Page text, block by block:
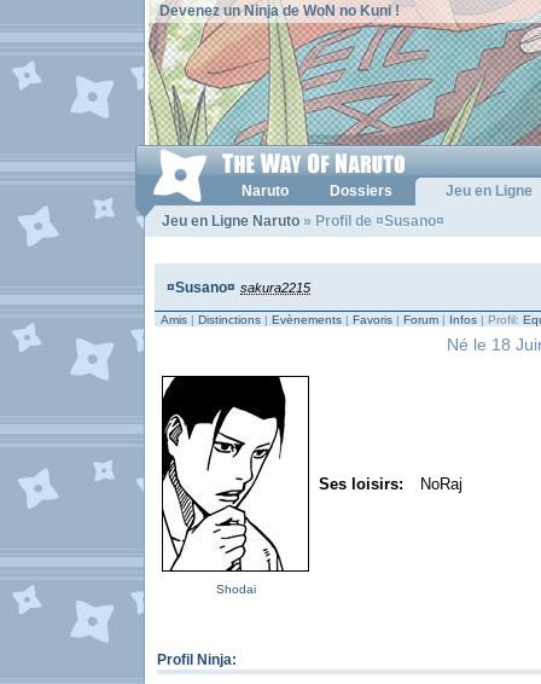
Devenez un Ninja de WoN no Kuni !
Naruto Dossiers
Jeu en Ligne
Jeu en Ligne Naruto » Profil de ¤Susano¤
¤Susano¤ sakura2215
Amis | Distinctions | Evènements | Favoris | Forum | Infos | Profil:
Né le 18
Shodai
Ses loisirs: NoRaj
Profil Ninja: